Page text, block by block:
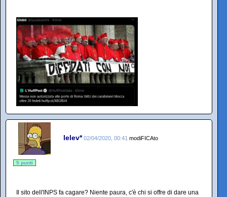
lelev* 02/04/2020, 00:41 modiFICAto
5 punti
Il sito dell'INPS fa cagare? Niente paura, c'è chi si offre di dare una